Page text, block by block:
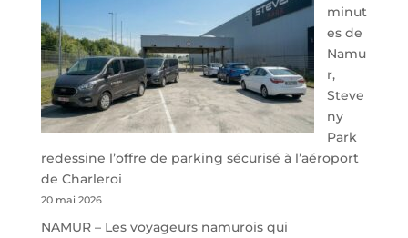
minut
es de
Namu
r,
Steve
ny
Park
redessine l’offre de parking sécurisé à l’aéroport
de Charleroi
20 mai 2026
NAMUR – Les voyageurs namurois qui